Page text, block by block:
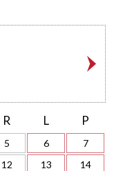
R L P
5 6
7
12 13
14